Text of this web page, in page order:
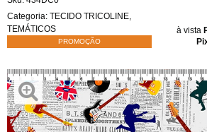
Categoria: TECIDO TRICOLINE
TEMÁTICOS
PROMOÇÃO
à vista